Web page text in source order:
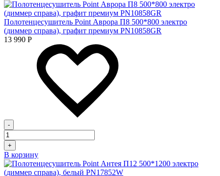
Полотенцесушитель Point Аврора П8 500*800 электро
(диммер справа), графит премиум PN10858GR
13 990 Р
-
+
В корзину